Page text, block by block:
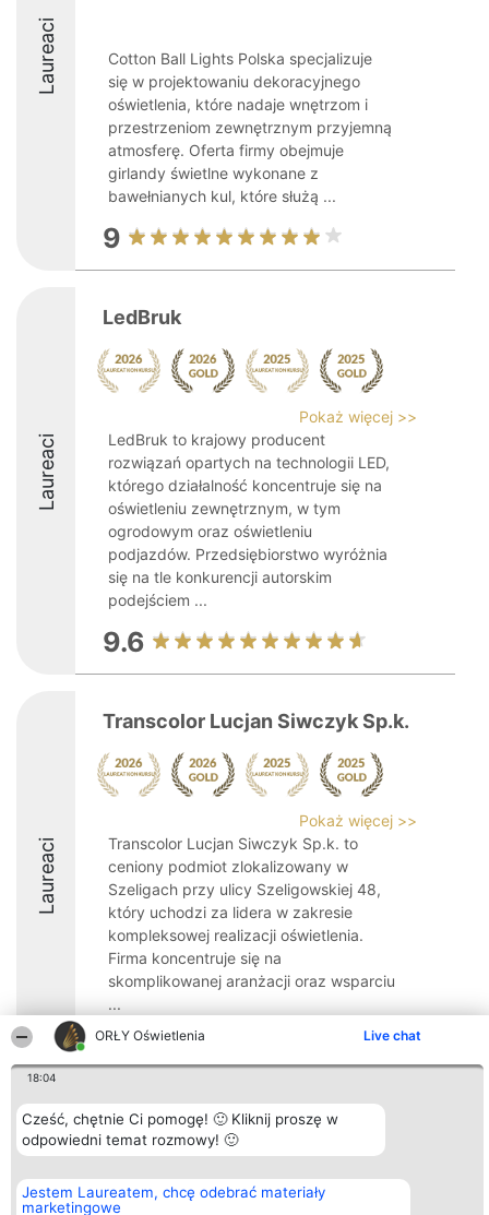
ORŁY Oświetlenia Live chat
18:04
Cześć, chętnie Ci pomogę! 🙂 Kliknij proszę w
odpowiedni temat rozmowy! 🙂
Jestem Laureatem, chcę odebrać materiały
marketingowe
Laureaci
Cotton Ball Lights Polska specjalizuje
się w projektowaniu dekoracyjnego
oświetlenia, które nadaje wnętrzom i
przestrzeniom zewnętrznym przyjemną
atmosferę. Oferta firmy obejmuje
girlandy świetlne wykonane z
bawełnianych kul, które służą ...
9
Laureaci
LedBruk
Pokaż więcej >>
LedBruk to krajowy producent
rozwiązań opartych na technologii LED,
którego działalność koncentruje się na
oświetleniu zewnętrznym, w tym
ogrodowym oraz oświetleniu
podjazdów. Przedsiębiorstwo wyróżnia
się na tle konkurencji autorskim
podejściem ...
9.6
Laureaci
Transcolor Lucjan Siwczyk Sp.k.
Pokaż więcej >>
Transcolor Lucjan Siwczyk Sp.k. to
ceniony podmiot zlokalizowany w
Szeligach przy ulicy Szeligowskiej 48,
który uchodzi za lidera w zakresie
kompleksowej realizacji oświetlenia.
Firma koncentruje się na
skomplikowanej aranżacji oraz wsparciu
...
9.4
Organizator plebiscytu
Bright Side Solutions sp. z o.
o. sp. k.
Wrocław 50-079
KRS 0000749100 | Regon
Plebiscyt
Laureaci
Lista
Laureatów
Zasady
Kontakt